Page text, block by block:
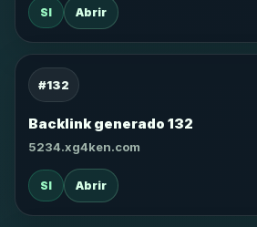
SI Abrir
#132
Backlink generado 132
5234.xg4ken.com
SI Abrir